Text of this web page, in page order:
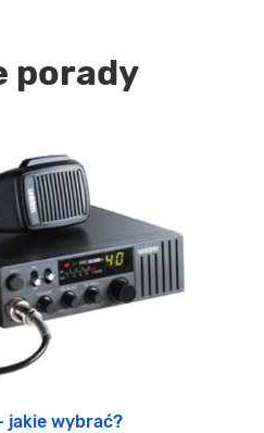
porady
jakie wybrać?